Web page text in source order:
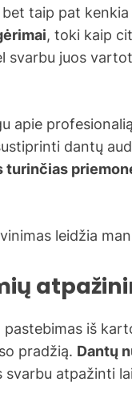
taip pat
, toki kaip
svarbu juos
apie profesionalią
dantų
leidžia
iš
pradžią. Dantų
svarbu atpažinti